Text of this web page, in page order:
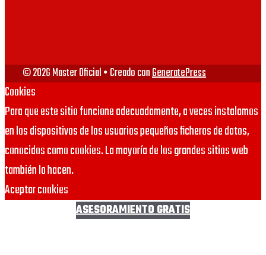
© 2026 Master Oficial• Creado conGeneratePress
Cookies
Para que este sitio funcione adecuadamente, a veces instalamos
en los dispositivos de los usuarios pequeños ficheros de datos,
conocidos como cookies. La mayoría de los grandes sitios web
también lo hacen.
Aceptar cookies
ASESORAMIENTO GRATIS